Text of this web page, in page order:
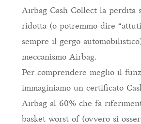
Airbag Cash Collect la perdita
ridotta (o potremmo dire
sempre il gergo
meccanismo Airbag.
Per comprendere meglio il
immaginiamo un certificato
Airbag al 60% che fa
basket worst of (ovvero si